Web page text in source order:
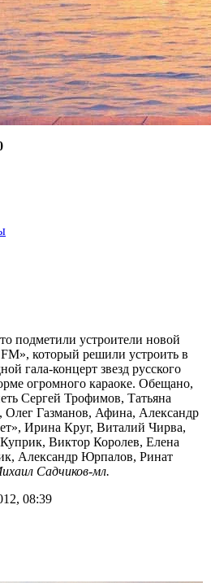
FM» с
Трофимова,
Татьяны
подметили устроители новой
который решили устроить в
гала-концерт звезд русского
огромного караоке. Обещано,
Сергей Трофимов, Татьяна
Олег Газманов, Афина, Александр
Ирина Круг, Виталий Чирва,
Виктор Королев, Елена
Александр Юрпалов, Ринат
Садчиков-мл.
08:39